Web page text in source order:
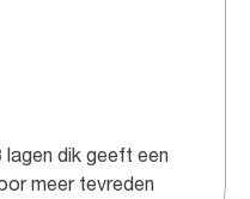
dik geeft een
meer tevreden